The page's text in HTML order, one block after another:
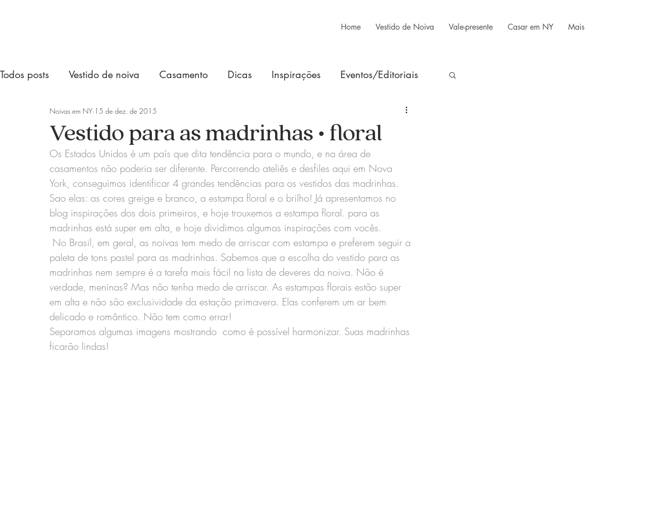
Home Vestido de Noiva Vale-presente Casar em NY Mais
Todos posts Vestido de noiva Casamento Dicas Inspirações Eventos/Editoriais
Vestido para as madrinhas • floral
Noivas em NY 15 de dez. de 2015
Os Estados Unidos é um país que dita tendência para o mundo, e na área de
casamentos não poderia ser diferente. Percorrendo ateliês e desfiles aqui em Nova
York, conseguimos identificar 4 grandes tendências para os vestidos das madrinhas.
Sao elas: as cores greige e branco, a estampa floral e o brilho! Já apresentamos no
blog inspirações dos dois primeiros, e hoje trouxemos a estampa floral. para as
madrinhas está super em alta, e hoje dividimos algumas inspirações com vocês.
No Brasil, em geral, as noivas tem medo de arriscar com estampa e preferem seguir a
paleta de tons pastel para as madrinhas. Sabemos que a escolha do vestido para as
madrinhas nem sempre é a tarefa mais fácil na lista de deveres da noiva. Não é
verdade, meninas? Mas não tenha medo de arriscar. As estampas florais estão super
em alta e não são exclusividade da estação primavera. Elas conferem um ar bem
delicado e romântico. Não tem como errar!
Separamos algumas imagens mostrando  como é possível harmonizar. Suas madrinhas
ficarão lindas!